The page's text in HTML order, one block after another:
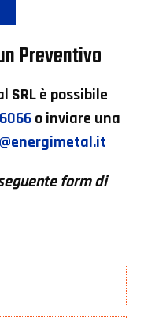
Preventivo
SRLè possibile
o inviare una
form di